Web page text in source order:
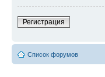
Регистрация
Список форумов